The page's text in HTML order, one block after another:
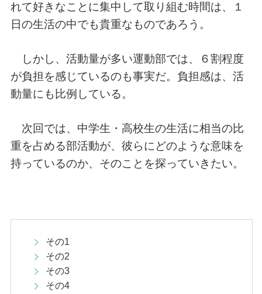
れて好きなことに集中して取り組む時間は、１
日の生活の中でも貴重なものであろう。
しかし、活動量が多い運動部では、６割程度
が負担を感じているのも事実だ。負担感は、活
動量にも比例している。
次回では、中学生・高校生の生活に相当の比
重を占める部活動が、彼らにどのような意味を
持っているのか、そのことを探っていきたい。
その1
その2
その3
その4